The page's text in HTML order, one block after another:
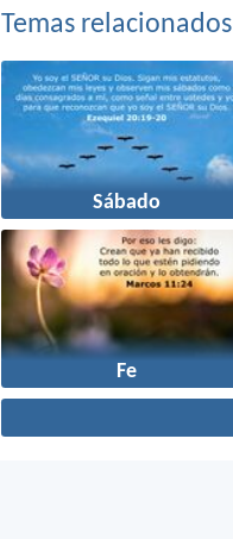
Temas relacionados
Sábado
Fe